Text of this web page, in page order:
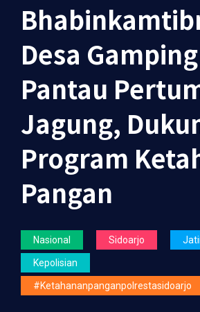
Desa Gamping
Pantau
Jagung,
Program
Pangan
Nasional Sidoarjo
Kepolisian
#ketahananpanganpolrestasidoarjo